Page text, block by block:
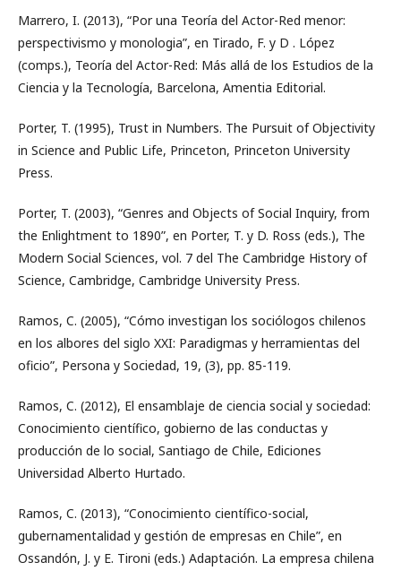
Marrero, I. (2013), “Por una Teoría del Actor-Red menor:
perspectivismo y monologia”, en Tirado, F. y D . López
(comps.), Teoría del Actor-Red: Más allá de los Estudios de la
Ciencia y la Tecnología, Barcelona, Amentia Editorial.
Porter, T. (1995), Trust in Numbers. The Pursuit of Objectivity
in Science and Public Life, Princeton, Princeton University
Press.
Porter, T. (2003), “Genres and Objects of Social Inquiry, from
the Enlightment to 1890”, en Porter, T. y D. Ross (eds.), The
Modern Social Sciences, vol. 7 del The Cambridge History of
Science, Cambridge, Cambridge University Press.
Ramos, C. (2005), “Cómo investigan los sociólogos chilenos
en los albores del siglo XXI: Paradigmas y herramientas del
oficio”, Persona y Sociedad, 19, (3), pp. 85-119.
Ramos, C. (2012), El ensamblaje de ciencia social y sociedad:
Conocimiento científico, gobierno de las conductas y
producción de lo social, Santiago de Chile, Ediciones
Universidad Alberto Hurtado.
Ramos, C. (2013), “Conocimiento científico-social,
gubernamentalidad y gestión de empresas en Chile”, en
Ossandón, J. y E. Tironi (eds.) Adaptación. La empresa chilena